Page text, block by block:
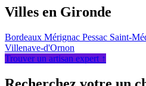
Villes en Gironde
Bordeaux Mérignac Pessac Saint-
Villenave-d'Ornon
Trouver un artisan expert ↑